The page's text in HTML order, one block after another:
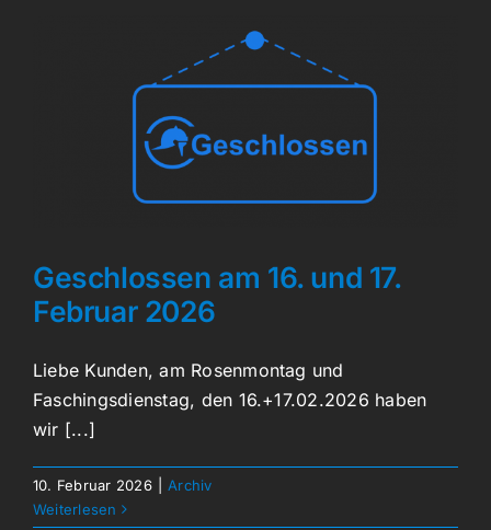
Geschlossen am 16. und 17.
Februar 2026
Liebe Kunden, am Rosenmontag und
Faschingsdienstag, den 16.+17.02.2026 haben
wir [...]
10. Februar 2026
Archiv
Weiterlesen